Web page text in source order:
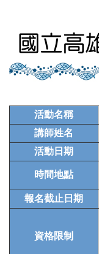
活動名稱
講師姓名
活動日期
時間地點
報名截止日期
資格限制